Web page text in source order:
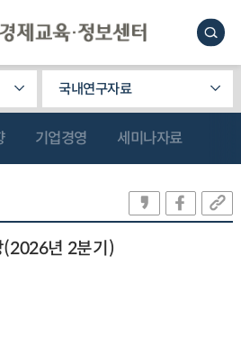
국내연구자료
기업경영 세미나자료
(2026년 2분기)